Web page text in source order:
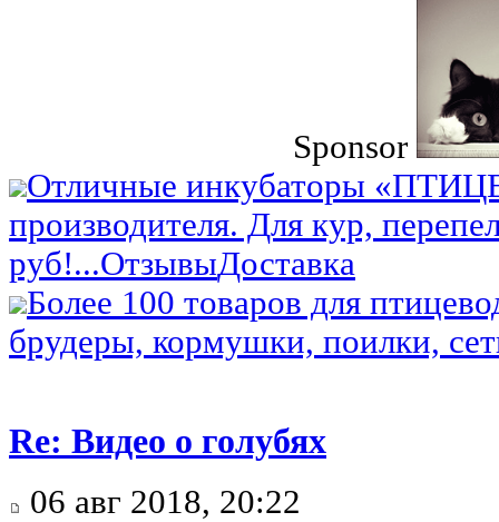
Sponsor
Отличные инкубаторы
производителя. Для кур,
руб!...ОтзывыДоставка
Более 100 товаров для
брудеры, кормушки, поилки,
Re: Видео о голубях
06 авг 2018, 20:22